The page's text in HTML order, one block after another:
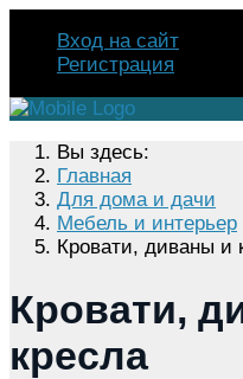
Вход на сайт
Регистрация
Вы здесь:
Главная
Для дома и дачи
Мебель и интерьер
Кровати, диваны и
Кровати,
кресла